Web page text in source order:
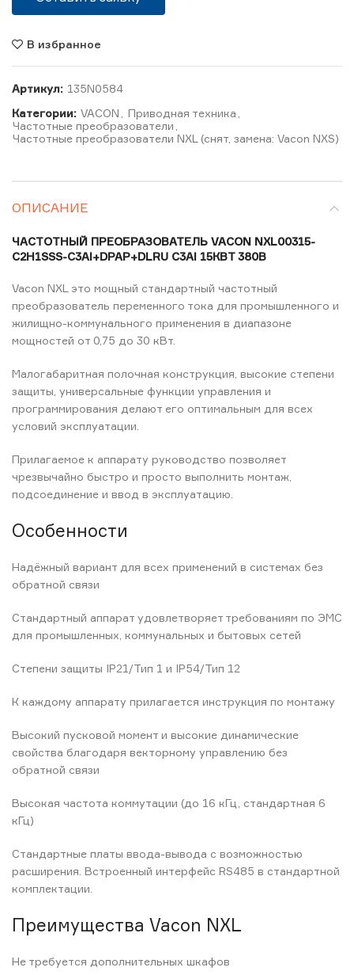
В избранное
Артикул: 135N0584
Категории: VACON Приводная техника
Частотные преобразователи
Частотные преобразователи NXL (снят, замена: Vacon NXS)
ОПИСАНИЕ
ЧАСТОТНЫЙ ПРЕОБРАЗОВАТЕЛЬ VACON NXL00315-
C2H1SSS-C3AI+DPAP+DLRU C3AI 15КВТ 380В
Vacon NXL это мощный стандартный частотный
преобразователь переменного тока для промышленного и
жилищно-коммунального применения в диапазоне
мощностей от 0,75 до 30 кВт.
Малогабаритная полочная конструкция, высокие степени
защиты, универсальные функции управления и
программирования делают его оптимальным для всех
условий эксплуатации.
Прилагаемое к аппарату руководство позволяет
чрезвычайно быстро и просто выполнить монтаж,
подсоединение и ввод в эксплуатацию.
Особенности
Надёжный вариант для всех применений в системах без
обратной связи
Стандартный аппарат удовлетворяет требованиям по ЭМС
для промышленных, коммунальных и бытовых сетей
Степени защиты IP21/Тип 1 и IP54/Тип 12
К каждому аппарату прилагается инструкция по монтажу
Высокий пусковой момент и высокие динамические
свойства благодаря векторному управлению без
обратной связи
Высокая частота коммутации (до 16 кГц, стандартная 6
кГц)
Стандартные платы ввода-вывода с возможностью
расширения. Встроенный интерфейс RS485 в стандартной
комплектации.
Преимущества Vacon NXL
Не требуется дополнительных шкафов